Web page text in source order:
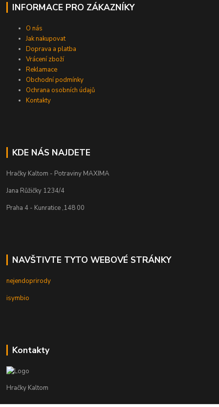
INFORMACE PRO ZÁKAZNÍKY
O nás
Jak nakupovat
Doprava a platba
Vrácení zboží
Reklamace
Obchodní podmínky
Ochrana osobních údajů
Kontakty
KDE NÁS NAJDETE
Hračky Kaltom - Potraviny MAXIMA
Jana Růžičky 1234/4
Praha 4 - Kunratice ,148 00
NAVŠTIVTE TYTO WEBOVÉ STRÁNKY
nejendoprirody
isymbio
Kontakty
Hračky Kaltom